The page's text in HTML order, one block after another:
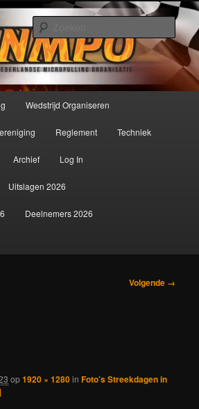
MicroPulling
ter wereld!
Wedstrijd Organiseren
Reglement Techniek
Archief Log In
Uitslagen 2026
Deelnemers 2026
Volgende →
op1920 × 1280inFoto’s Streekdagen in